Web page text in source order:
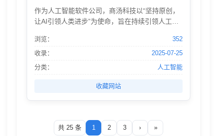
作为人工智能软件公司，商汤科技以“坚持原创，
让AI引领人类进步”为使命，旨在持续引领人工智
智能软件平台，推动经济、社会和人类的发展，
并持续吸引及培养顶尖人才，共同塑造未来。
浏览：
352
收录：
2025-07-25
分类：
人工智能
收藏网站
共 25 条 1 2 3 › »